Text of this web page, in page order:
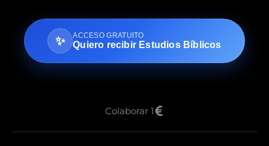
✨ ACCESO GRATUITO
Quiero recibir Estudios Bíblicos
Colaborar 1